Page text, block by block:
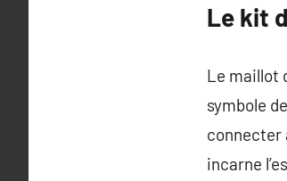
Le kit
Le maillot
symbole
connecter
incarne